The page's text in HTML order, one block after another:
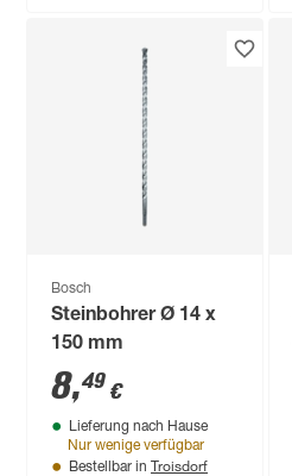
Bosch
Steinbohrer Ø 14 x
150 mm
8,49 €
Lieferung nach Hause
Nur wenige verfügbar
Bestellbar in Troisdorf